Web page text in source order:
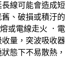
線可能會造成短
、破損或積汙的
或電線走火 ．電
量，突波吸收器
態下不易散熱，